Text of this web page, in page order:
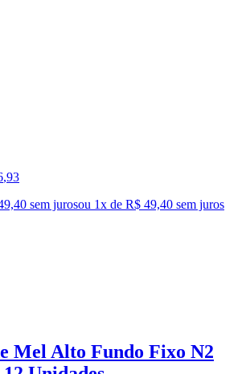
,93
sem jurosou 1x de R$ 49,40 sem juros
Mel Alto Fundo Fixo N2